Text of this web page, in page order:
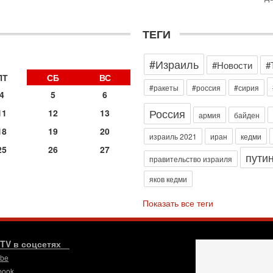
1-
СБ
ВС
4 5
6
12
13
19
20
26
27
ТЕГИ
#Израиль
#Новости
#ракеты #россия #сирия
Россия армия байден
израиль 2021 иран кедми
правительство израиля путин
яков кедми
Показать все теги
в соцсетях